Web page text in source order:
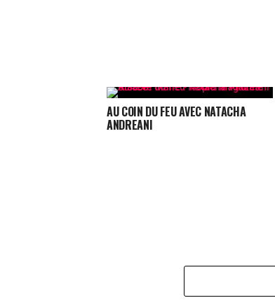
AU COIN DU FEU AVEC NATACHA
ANDREANI